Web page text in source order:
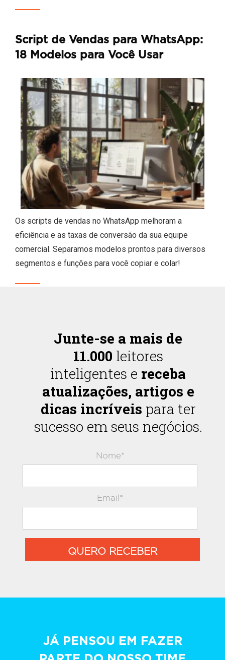
Script de Vendas para WhatsApp:
18 Modelos para Você Usar
Os scripts de vendas no WhatsApp melhoram a
eficiência e as taxas de conversão da sua equipe
comercial. Separamos modelos prontos para diversos
segmentos e funções para você copiar e colar!
Junte-se a mais de
11.000 leitores
inteligentes e receba
atualizações, artigos e
dicas incríveis para ter
sucesso em seus negócios.
Nome*
Email*
QUERO RECEBER
JÁ PENSOU EM FAZER